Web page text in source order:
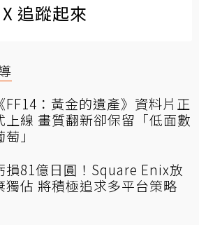
追蹤起來
《FF14：黃金的遺產》資料片正
上線 畫質翻新卻保留「低面數
萄」
損81億日圓！Square Enix放
獨佔 將積極追求多平台策略